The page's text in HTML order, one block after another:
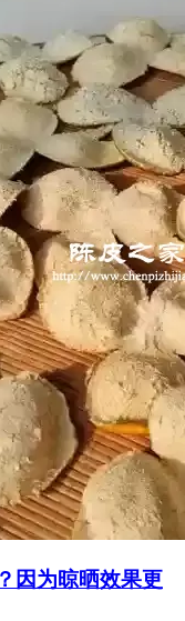
因为晾晒效果更